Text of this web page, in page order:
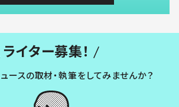
ライター募集！
ースの取材・執筆をしてみませんか？